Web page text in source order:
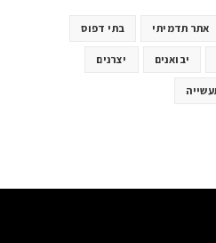
אתר תדמיתי בתי דפוס
יבואנים יצרנים